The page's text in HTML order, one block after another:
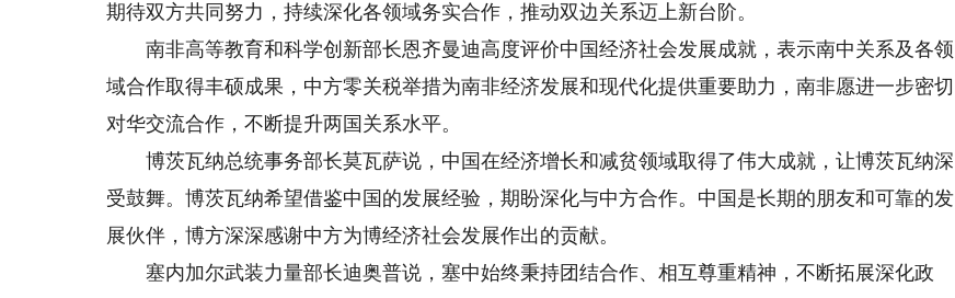
期待双方共同努力，持续深化各领域务实合作，推动双边关系迈上新台阶。
南非高等教育和科学创新部长恩齐曼迪高度评价中国经济社会发展成就，表示南中关系及各领
域合作取得丰硕成果，中方零关税举措为南非经济发展和现代化提供重要助力，南非愿进一步密切
对华交流合作，不断提升两国关系水平。
博茨瓦纳总统事务部长莫瓦萨说，中国在经济增长和减贫领域取得了伟大成就，让博茨瓦纳深
受鼓舞。博茨瓦纳希望借鉴中国的发展经验，期盼深化与中方合作。中国是长期的朋友和可靠的发
展伙伴，博方深深感谢中方为博经济社会发展作出的贡献。
塞内加尔武装力量部长迪奥普说，塞中始终秉持团结合作、相互尊重精神，不断拓展深化政